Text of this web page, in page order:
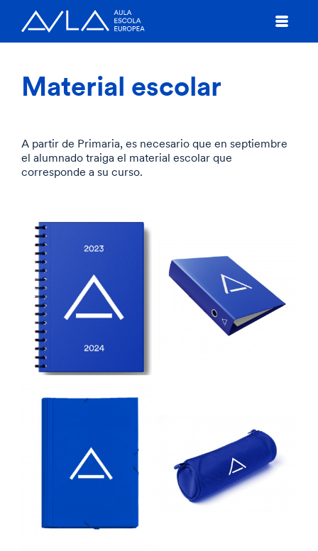
Material escolar
A partir de Primaria, es necesario que en septiembre
el alumnado traiga el material escolar que
corresponde a su curso.